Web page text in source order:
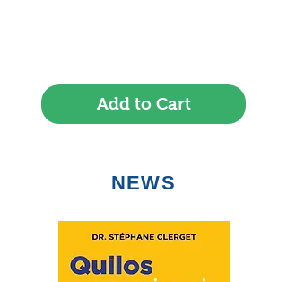
Add to Cart
NEWS